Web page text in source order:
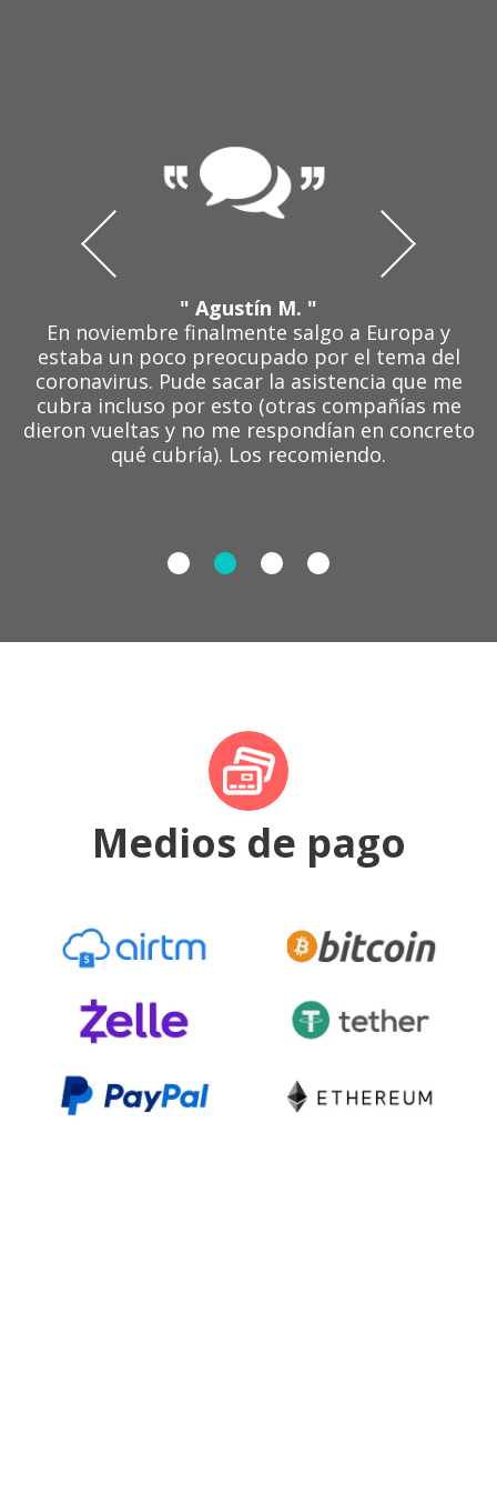
" Agustín M. "
En noviembre finalmente salgo a Europa y
estaba un poco preocupado por el tema del
coronavirus. Pude sacar la asistencia que me
cubra incluso por esto (otras compañías me
dieron vueltas y no me respondían en concreto
qué cubría). Los recomiendo.
Medios de pago